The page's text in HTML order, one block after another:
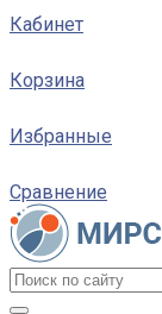
Кабинет
Корзина
Избранные
Сравнение